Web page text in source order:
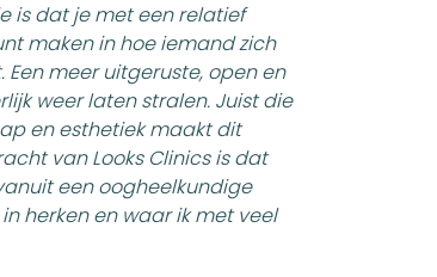
is dat je met een relatief
maken in hoe iemand zich
meer uitgeruste, open en
weer laten stralen. Juist die
en esthetiek maakt dit
van Looks Clinics is dat
een oogheelkundige
herken en waar ik met veel